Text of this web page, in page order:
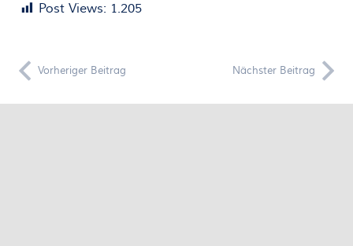
Post Views: 1.205
Vorheriger Beitrag Nächster Beitrag